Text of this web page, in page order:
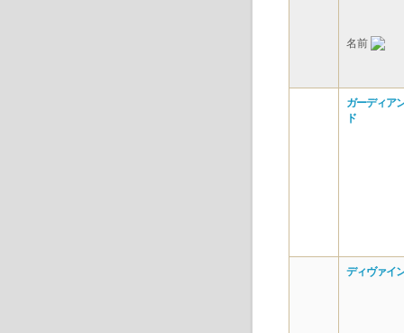
名前
ガーディア
ド
ディヴァイ